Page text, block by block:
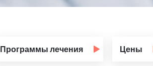
Программы лечения Цены